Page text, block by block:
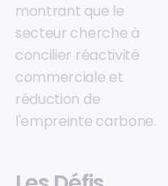
montrant que le
secteur cherche à
concilier réactivité
commerciale et
réduction de
l'empreinte carbone.